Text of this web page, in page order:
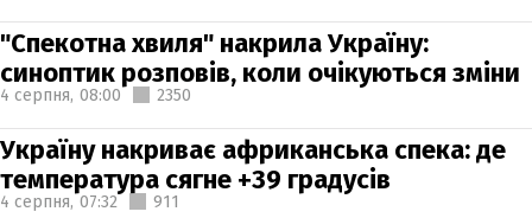
"Спекотна хвиля" накрила Україну:
синоптик розповів, коли очікуються зміни
4 серпня, 08:00 2350
Україну накриває африканська спека: де
температура сягне +39 градусів
4 серпня, 07:32 911